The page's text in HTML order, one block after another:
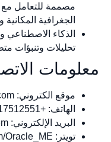
مصممة للتعامل مع
الجغرافية المكانية
الذكاء الاصطناعي
تحليلات وتنبؤات
معلومات
موقع الكتروني: www.oracle.com
الهاتف: +97317512551
البريد الإلكتروني:
تويتر: twitter.com/Oracle_ME